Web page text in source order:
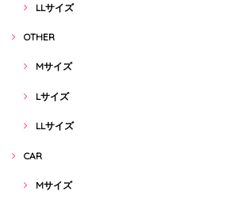
LLサイズ
OTHER
Mサイズ
Lサイズ
LLサイズ
CAR
Mサイズ